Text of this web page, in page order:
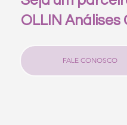
OLLIN Análises
FALE CONOSCO